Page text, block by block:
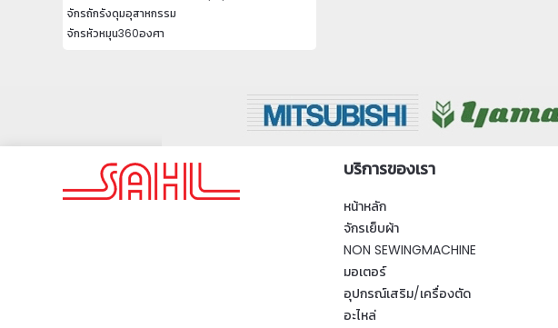
จักรถักรังดุมอุสาหกรรม
จักรหัวหมุน360องศา
บริการของเรา
หน้าหลัก
จักรเย็บผ้า
NON SEWINGMACHINE
มอเตอร์
อุปกรณ์เสริม/เครื่องตัด
อะไหล่